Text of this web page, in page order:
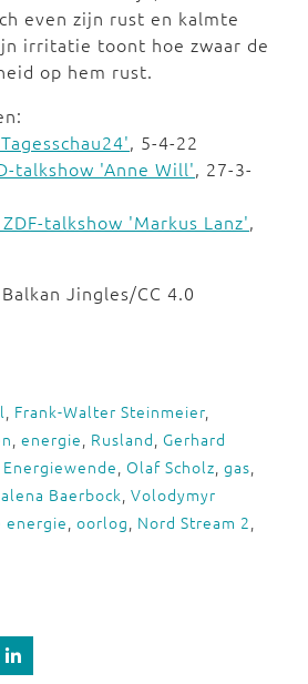
even zijn rust en kalmte
irritatie toont hoe zwaar de
op hem rust.
, 5-4-22
talkshow 'Anne Will', 27-3-
talkshow 'Markus Lanz',
Jingles/CC 4.0
, Frank-Walter Steinmeier,
, energie, Rusland, Gerhard
Energiewende, Olaf Scholz, gas,
Baerbock, Volodymyr
energie, oorlog, Nord Stream 2,